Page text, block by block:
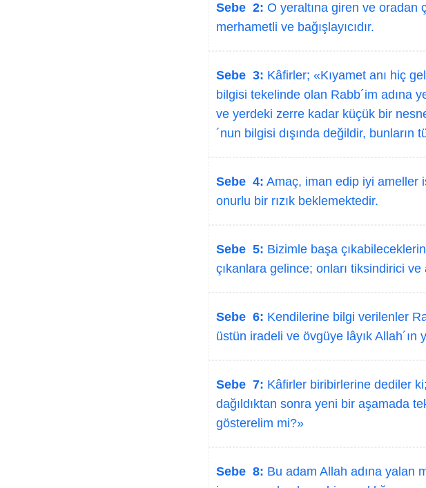
Sebe 2: O yeraltına giren ve oradan
merhametli ve bağışlayıcıdır.
Sebe 3: Kâfirler; «Kıyamet anı hiç
bilgisi tekelinde olan Rabb´im adına
ve yerdeki zerre kadar küçük bir
´nun bilgisi dışında değildir, bunların
Sebe 4: Amaç, iman edip iyi ameller
onurlu bir rızık beklemektedir.
Sebe 5: Bizimle başa
çıkanlara gelince; onları tiksindirici ve
Sebe 6: Kendilerine bilgi verilenler
üstün iradeli ve övgüye lâyık
Sebe 7: Kâfirler biribirlerine dediler
dağıldıktan sonra yeni bir aşamada
gösterelim mi?»
Sebe 8: Bu adam Allah adına yalan